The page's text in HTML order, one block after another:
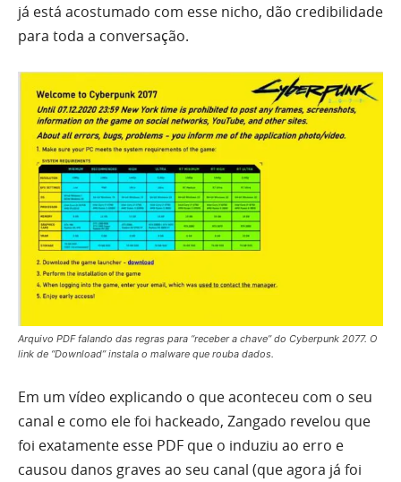
já está acostumado com esse nicho, dão credibilidade
para toda a conversação.
Arquivo PDF falando das regras para “receber a chave” do Cyberpunk 2077. O
link de “Download” instala o malware que rouba dados.
Em um vídeo explicando o que aconteceu com o seu
canal e como ele foi hackeado, Zangado revelou que
foi exatamente esse PDF que o induziu ao erro e
causou danos graves ao seu canal (que agora já foi